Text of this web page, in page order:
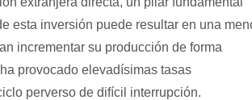
esta inversión puede resultar en una
incrementar su producción de forma
provocado elevadísimas tasas
perverso de difícil interrupción.